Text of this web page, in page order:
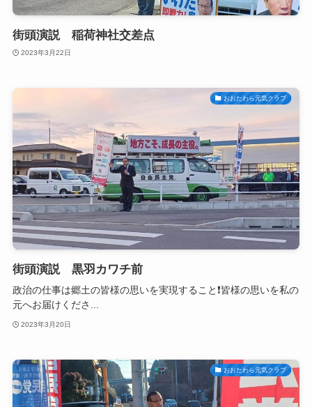
街頭演説 稲荷神社交差点
2023年3月22日
おおたわら元気クラブ
街頭演説 黒羽カワチ前
政治の仕事は郷土の皆様の思いを実現すること❗皆様の思いを私の
元へお届けくださ...
2023年3月20日
おおたわら元気クラブ